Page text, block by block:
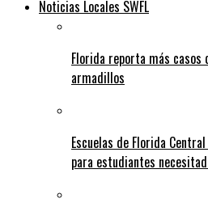
Noticias Locales SWFL
Florida reporta más casos
armadillos
Escuelas de Florida
para estudiantes